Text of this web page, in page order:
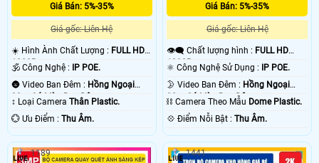
đó có độ trể là do mạng chứ không phải do thiết bị camera chống trộm Dahua .
💡
Giá Bán: 5%-35%
Giá gốc: Liên Hệ
☀️ Hình Ành Chất Lượng : FULL HD
1080P .
🕉️ Công Nghệ :
IP POE.
🌚 Video Ban Đêm : Hồng Ngoại
30m Có Màu Ban Ðêm.
↕️ Loại Camera Thân Plastic.
️💮 Ưu Điểm : Thu Âm.
Giá Bán: 5%-35%
Giá gốc: Liên Hệ
👁️‍🗨 Chất lượng hình : FULL HD
1080P .
⚛️ Công Nghệ Sử Dụng :
IP POE.
🌛 Video Ban Đêm : Hồng Ngoại
30m Có Màu Ban Ðêm.
⛓ Camera Theo Mẫu Dome Plastic.
️💠 Điểm Nỗi Bật :Thu Âm.
1189 1441